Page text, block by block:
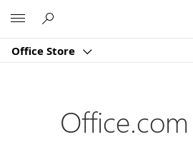
Office Store
Office.com